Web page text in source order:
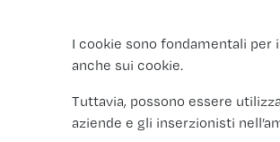
I cookie sono fondamentali per
anche sui cookie.
Tuttavia, possono essere
aziende e gli inserzionisti